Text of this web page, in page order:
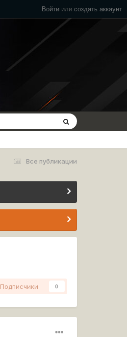
Войти или создать аккаунт
Все публикации
Подписчики 0